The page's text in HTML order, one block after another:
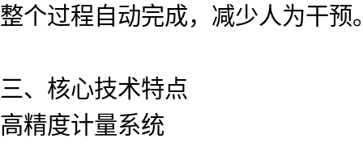
整个过程自动完成，减少人为干预
三、核心技术特点
高精度计量系统